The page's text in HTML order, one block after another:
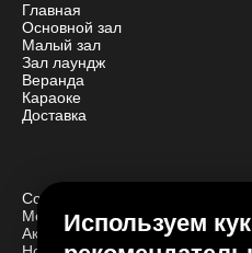
Главная
Основной зал
Малый зал
Зал лаундж
Веранда
Караоке
Доставка
События
Мероприятия
Акции Используем